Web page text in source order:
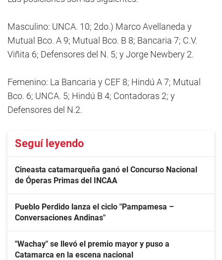
Masculino: UNCA. 10; 2do.) Marco Avellaneda y
Mutual Bco. A 9; Mutual Bco. B 8; Bancaria 7; C.V.
Viñita 6; Defensores del N. 5; y Jorge Newbery 2.
Femenino: La Bancaria y CEF 8; Hindú A 7; Mutual
Bco. 6; UNCA. 5; Hindú B 4; Contadoras 2; y
Defensores del N.2.
Seguí leyendo
Cineasta catamarqueña ganó el Concurso Nacional
de Óperas Primas del INCAA
Pueblo Perdido lanza el ciclo "Pampamesa –
Conversaciones Andinas"
"Wachay" se llevó el premio mayor y puso a
Catamarca en la escena nacional